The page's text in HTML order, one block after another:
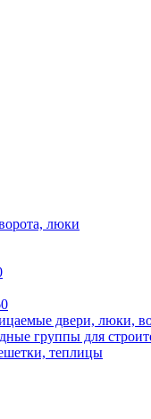
люки
двери, люки,
группы для
теплицы